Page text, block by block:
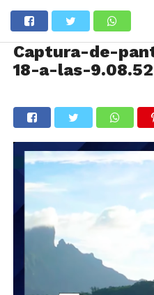
Captura-de-
18-a-las-9.08.52